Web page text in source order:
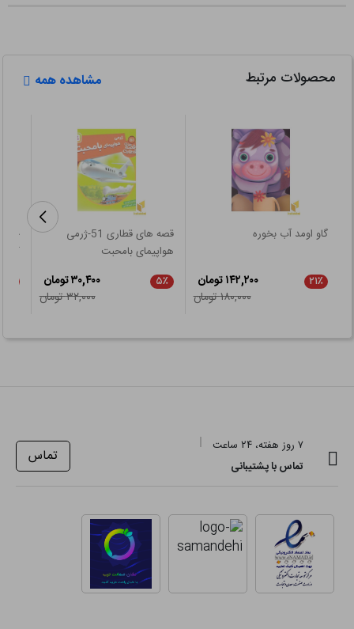
محصولات مرتبط مشاهده همه
گاو اومد آب بخوره
۲۱٪
۱۴۲,۲۰۰ تومان
۱۸۰,۰۰۰ تومان
قصه های قطاری 51-ژرمی
هواپیمای بامحبت
۵٪
۳۰,۴۰۰ تومان
۳۲,۰۰۰ تومان
کار
۷ روز هفته، ۲۴ ساعت
تماس با پشتیبانی
تماس